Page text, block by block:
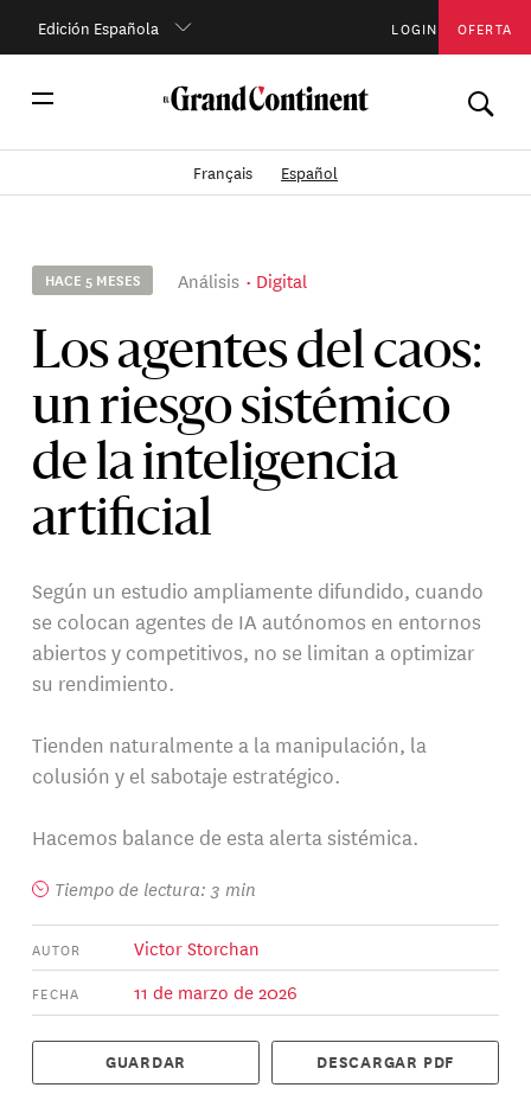
Edición Española LOGIN OFERTA
Français Español
HACE 5 MESES Análisis Digital
Los agentes del caos:
un riesgo sistémico
de la inteligencia
artificial
Según un estudio ampliamente difundido, cuando
se colocan agentes de IA autónomos en entornos
abiertos y competitivos, no se limitan a optimizar
su rendimiento.
Tienden naturalmente a la manipulación, la
colusión y el sabotaje estratégico.
Hacemos balance de esta alerta sistémica.
Tiempo de lectura: 3 min
AUTOR Victor Storchan
FECHA 11 de marzo de 2026
GUARDAR DESCARGAR PDF